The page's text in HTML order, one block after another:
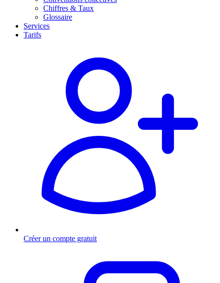
Chiffres & Taux
Glossaire
Services
Tarifs
Créer un compte gratuit